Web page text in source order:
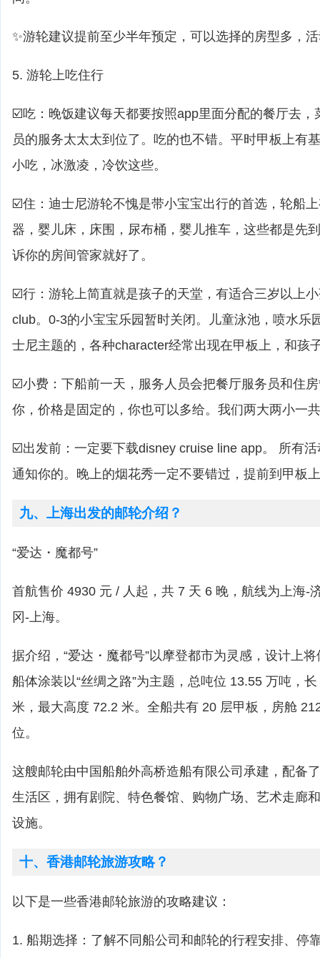
✨游轮建议提前至少半年预定，可以选择的房型多，
5. 游轮上吃住行
☑️吃：晚饭建议每天都要按照app里面分配的餐厅去，
员的服务太太太到位了。吃的也不错。平时甲板上有
小吃，冰激凌，冷饮这些。
☑️住：迪士尼游轮不愧是带小宝宝出行的首选，轮船
器，婴儿床，床围，尿布桶，婴儿推车，这些都是先
诉你的房间管家就好了。
☑️行：游轮上简直就是孩子的天堂，有适合三岁以上
club。0-3的小宝宝乐园暂时关闭。儿童泳池，喷水乐
士尼主题的，各种character经常出现在甲板上，和孩
☑️小费：下船前一天，服务人员会把餐厅服务员和住
你，价格是固定的，你也可以多给。我们两大两小一
☑️出发前：一定要下载disney cruise line app。 所有
通知你的。晚上的烟花秀一定不要错过，提前到甲板
九、上海出发的邮轮介绍？
“爱达・魔都号”
首航售价 4930 元 / 人起，共 7 天 6 晚，航线为上海-
冈-上海。
据介绍，“爱达・魔都号”以摩登都市为灵感，设计上
船体涂装以“丝绸之路”为主题，总吨位 13.55 万吨，
米，最大高度 72.2 米。全船共有 20 层甲板，房舱
位。
这艘邮轮由中国船舶外高桥造船有限公司承建，配备
生活区，拥有剧院、特色餐馆、购物广场、艺术走廊
设施。
十、香港邮轮旅游攻略？
以下是一些香港邮轮旅游的攻略建议：
1. 船期选择：了解不同船公司和邮轮的行程安排、停